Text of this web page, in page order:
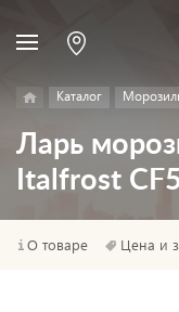
Каталог
Ларь
Italfrost
О товаре Цена и